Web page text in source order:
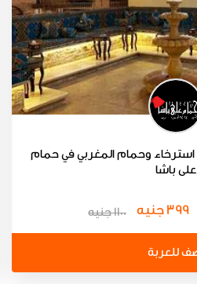
باقات استرخاء وحمام المغربي في حمام
على باشا
399 جنيه 1100 جنيه
للعربة